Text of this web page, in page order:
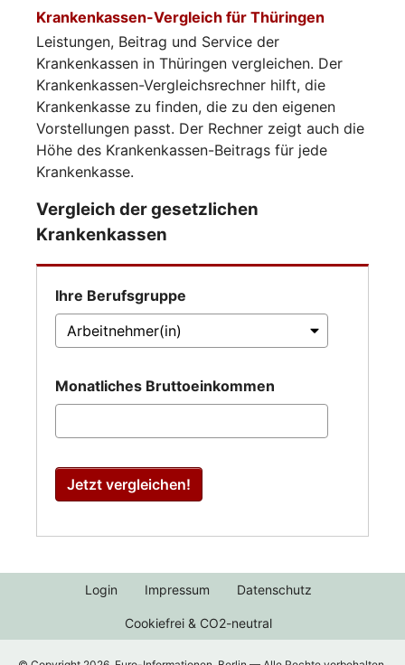
Krankenkassen-Vergleich für Thüringen
Leistungen, Beitrag und Service der
Krankenkassen in Thüringen vergleichen. Der
Krankenkassen-Vergleichsrechner hilft, die
Krankenkasse zu finden, die zu den eigenen
Vorstellungen passt. Der Rechner zeigt auch die
Höhe des Krankenkassen-Beitrags für jede
Krankenkasse.
Vergleich der gesetzlichen
Krankenkassen
Ihre Berufsgruppe
Monatliches Bruttoeinkommen
Jetzt vergleichen!
Login Impressum Datenschutz
Cookiefrei & CO2-neutral